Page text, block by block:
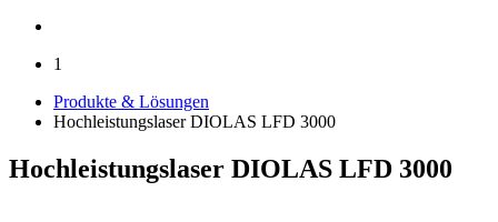
1
Produkte & Lösungen
Hochleistungslaser DIOLAS LFD 3000
Hochleistungslaser DIOLAS LFD 3000